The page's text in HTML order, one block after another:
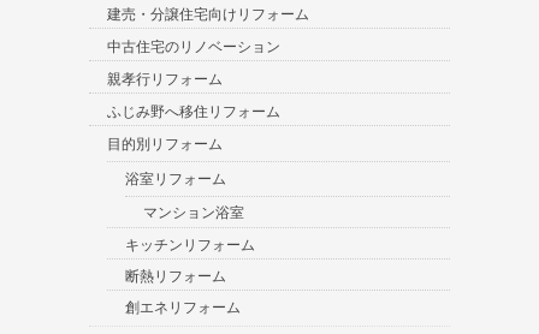
建売・分譲住宅向けリフォーム
中古住宅のリノベーション
親孝行リフォーム
ふじみ野へ移住リフォーム
目的別リフォーム
浴室リフォーム
マンション浴室
キッチンリフォーム
断熱リフォーム
創エネリフォーム